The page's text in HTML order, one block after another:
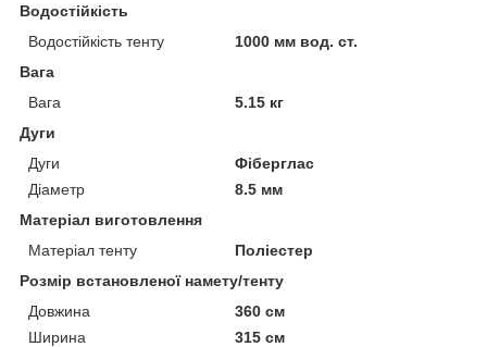
Водостійкість
Водостійкість тенту
1000 мм вод. ст.
Вага
Вага
5.15 кг
Дуги
Дуги
Фіберглас
Діаметр
8.5 мм
Матеріал виготовлення
Матеріал тенту
Поліестер
Розмір встановленої намету/тенту
Довжина
360 см
Ширина
315 см